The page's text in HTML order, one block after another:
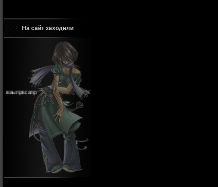
На сайт заходили
ваыпрвсапр